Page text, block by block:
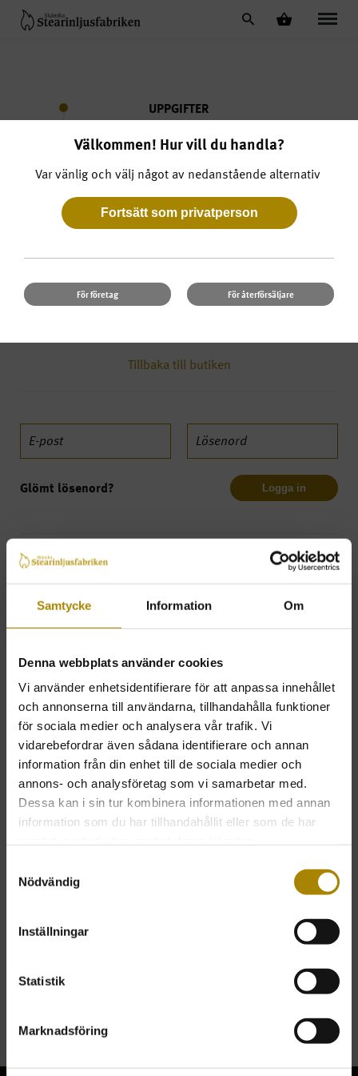
Samtycke Information Om
Denna webbplats använder cookies
Vi använder enhetsidentifierare för att anpassa innehållet
och annonserna till användarna, tillhandahålla funktioner
för sociala medier och analysera vår trafik. Vi
vidarebefordrar även sådana identifierare och annan
information från din enhet till de sociala medier och
annons- och analysföretag som vi samarbetar med.
Dessa kan i sin tur kombinera informationen med annan
information som du har tillhandahållit eller som de har
Nödvändig
Inställningar
Statistik
Marknadsföring
UPPGIFTER
VARUKORG
ORDER
BETALNING
BEKRÄFTELSE
Tillbaka till butiken
Glömt lösenord? Logga in
Vänligen registrera dig.
JA, TACK
GÄSTCHECKOUT
Genomför köpet utan att registrera dig
TILL VARUKORG
frågor kring ljus och tillbehör, vänligen kontakta
Välkommen! Hur vill du handla?
Var vänlig och välj något av nedanstående alternativ
För företag För återförsäljare